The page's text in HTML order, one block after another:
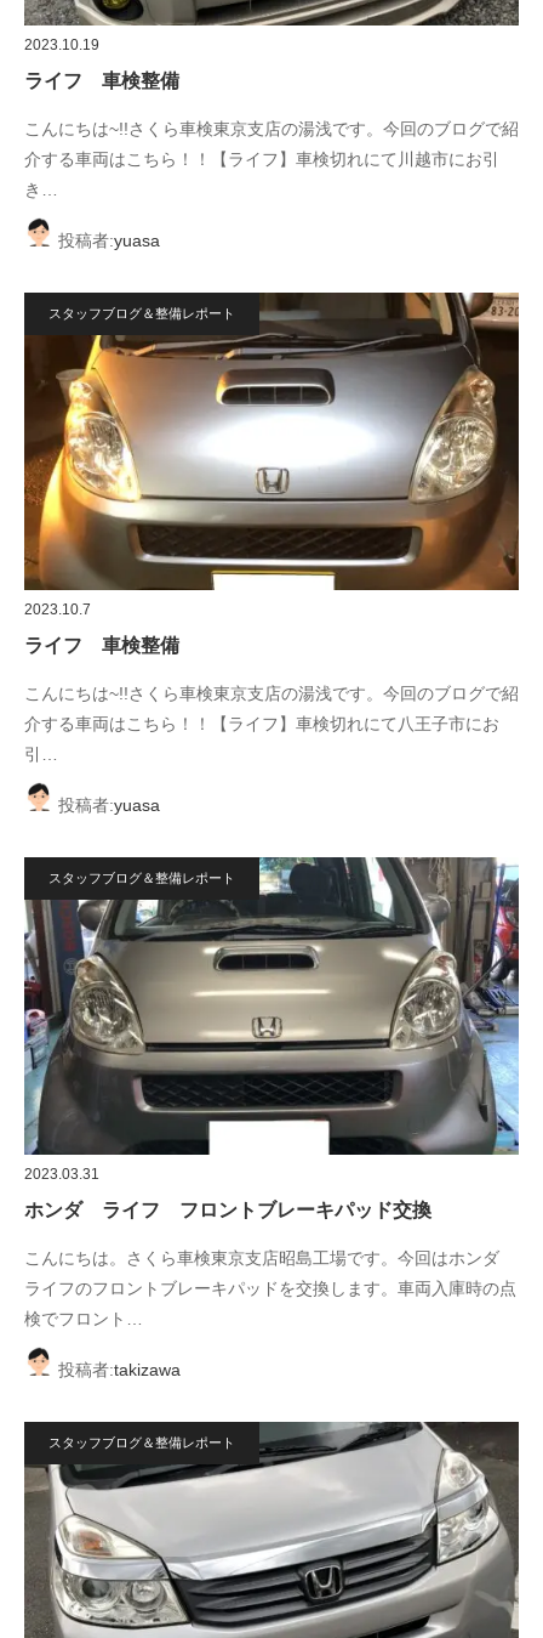
2023.10.19
ライフ 車検整備
こんにちは~!!さくら車検東京支店の湯浅です。今回のブログで紹
介する車両はこちら！！【ライフ】車検切れにて川越市にお引
き…
投稿者:yuasa
スタッフブログ＆整備レポート
2023.10.7
ライフ 車検整備
こんにちは~!!さくら車検東京支店の湯浅です。今回のブログで紹
介する車両はこちら！！【ライフ】車検切れにて八王子市にお
引…
投稿者:yuasa
スタッフブログ＆整備レポート
2023.03.31
ホンダ ライフ フロントブレーキパッド交換
こんにちは。さくら車検東京支店昭島工場です。今回はホンダ
ライフのフロントブレーキパッドを交換します。車両入庫時の点
検でフロント…
投稿者:takizawa
スタッフブログ＆整備レポート